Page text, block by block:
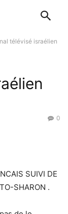
télévisé israélien
0
SUIVI DE
SHARON .